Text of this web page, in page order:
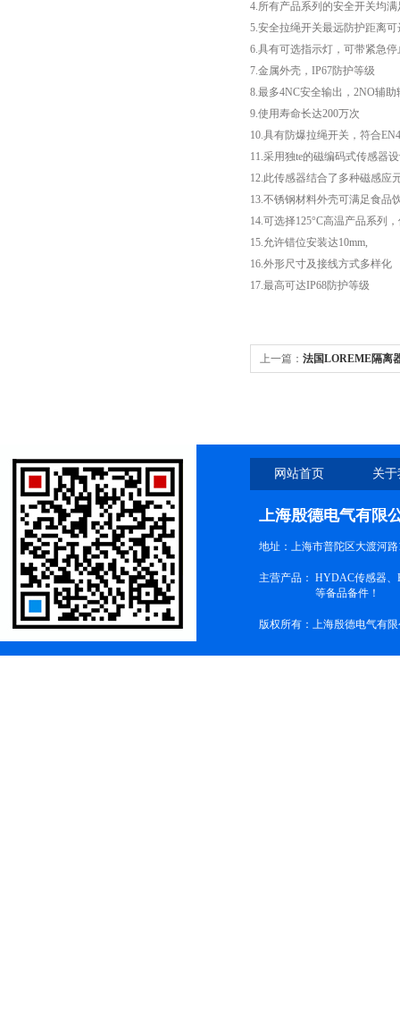
4.所有产品系列的安全开关均
5.安全拉绳开关最远防护距离可
6.具有可选指示灯，可带紧急停
7.金属外壳， IP67防护等级
8.最多4NC安全输出， 2NO辅助
9.使用寿命长达200万次
10.具有防爆拉绳开关，符合
11.采用独te的磁编码式传感器
12.此传感器结合了多种磁感应
13.不锈钢材料外壳可满足食品
14.可选择125°C高温产品系列
15.允许错位安装达10mm,
16.外形尺寸及接线方式多样化
17.最高可达IP68防护等级
上一篇： 法国LOREME隔离
网站首页 关
上海殷德电气有限
地址：上海市普陀区大渡河路
主营产品： HYDAC传感器、
等备品备件！
版权所有：上海殷德电气有